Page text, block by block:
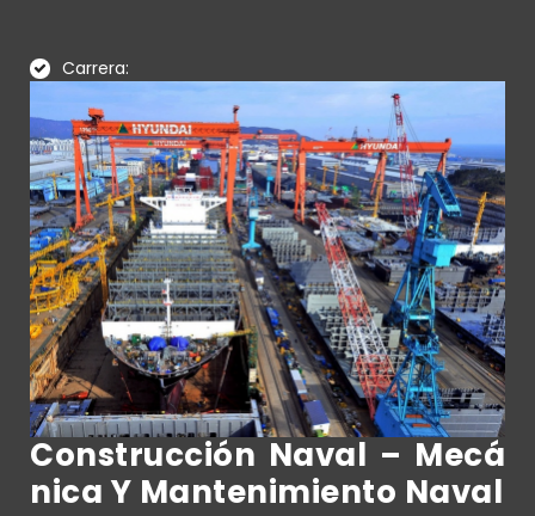
Carrera:
Construcción Naval – Mecá
Nica Y Mantenimiento Naval